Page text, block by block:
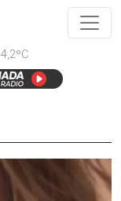
4,2ºC